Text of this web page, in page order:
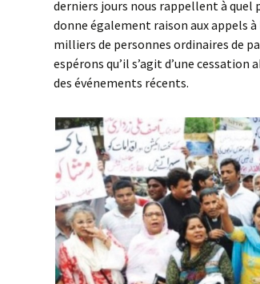
derniers jours nous rappellent à quel
donne également raison aux appels à
milliers de personnes ordinaires de
espérons qu’il s’agit d’une
des événements récents.